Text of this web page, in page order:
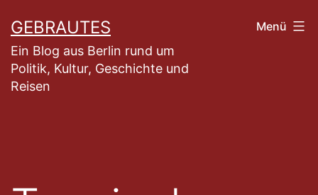
Inhalt
springen
GEBRAUTES
Ein Blog aus Berlin rund um
Politik, Kultur, Geschichte und
Reisen
Menü